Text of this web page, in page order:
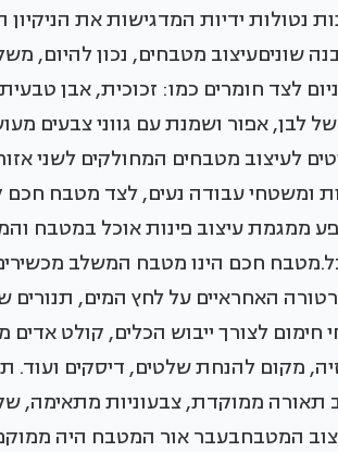
נטולות ידיות המדגישות את הניקיון
שוניםעיצוב מטבחים, נכון להיום,
לצד חומרים כמו: זכוכית, אבן
לבן, אפור ושמנת עם גווני צבעים
לעיצוב מטבחים המחולקים לשני
ומשטחי עבודה נעים, לצד מטבח חכם
ממגמת עיצוב פינות אוכל במטבח
חכם הינו מטבח המשלב
האחראיים על לחץ המים, תנורים
לצורך ייבוש הכלים, קולט
מקום להנחת שלטים, דיסקים ועוד.
תאורה ממוקדת, צבעוניות מתאימה,
המטבחבעבר אור המטבח היה